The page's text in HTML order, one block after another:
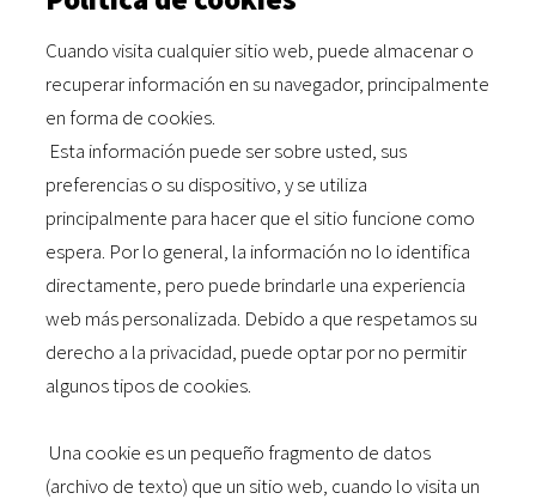
Cuando visita cualquier sitio web, puede almacenar o
recuperar información en su navegador, principalmente
en forma de cookies.
Esta información puede ser sobre usted, sus
preferencias o su dispositivo, y se utiliza
principalmente para hacer que el sitio funcione como
espera. Por lo general, la información no lo identifica
directamente, pero puede brindarle una experiencia
web más personalizada. Debido a que respetamos su
derecho a la privacidad, puede optar por no permitir
algunos tipos de cookies.
Una cookie es un pequeño fragmento de datos
(archivo de texto) que un sitio web, cuando lo visita un